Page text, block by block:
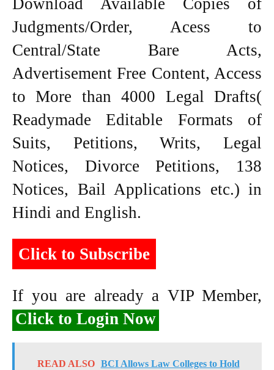
Download Available Copies of
Judgments/Order, Acess to
Central/State Bare Acts,
Advertisement Free Content, Access
to More than 4000 Legal Drafts(
Readymade Editable Formats of
Suits, Petitions, Writs, Legal
Notices, Divorce Petitions, 138
Notices, Bail Applications etc.) in
Hindi and English.
Click to Subscribe
If you are already a VIP Member,
Click to Login Now
READ ALSO
BCI Allows Law Colleges to Hold